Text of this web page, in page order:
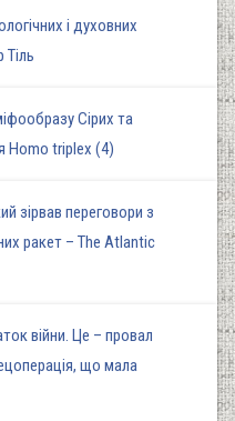
і духовних
Сірих та
Homo triplex (4)
зірвав переговори з
ракет – The Atlantic
війни. Це – провал
що мала